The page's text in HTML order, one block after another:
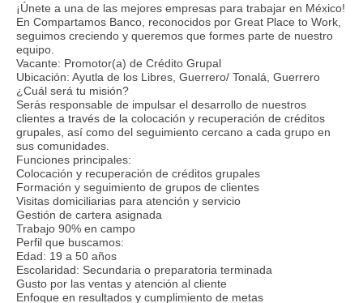
¡Únete a una de las mejores empresas para trabajar en México!
En Compartamos Banco, reconocidos por Great Place to Work,
seguimos creciendo y queremos que formes parte de nuestro
equipo.
Vacante: Promotor(a) de Crédito Grupal
Ubicación: Ayutla de los Libres, Guerrero/ Tonalá, Guerrero
¿Cuál será tu misión?
Serás responsable de impulsar el desarrollo de nuestros
clientes a través de la colocación y recuperación de créditos
grupales, así como del seguimiento cercano a cada grupo en
sus comunidades.
Funciones principales:
Colocación y recuperación de créditos grupales
Formación y seguimiento de grupos de clientes
Visitas domiciliarias para atención y servicio
Gestión de cartera asignada
Trabajo 90% en campo
Perfil que buscamos:
Edad: 19 a 50 años
Escolaridad: Secundaria o preparatoria terminada
Gusto por las ventas y atención al cliente
Enfoque en resultados y cumplimiento de metas